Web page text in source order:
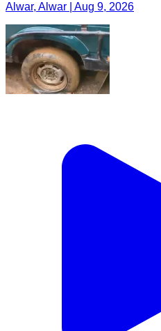
Alwar, Alwar | Aug 9, 2026